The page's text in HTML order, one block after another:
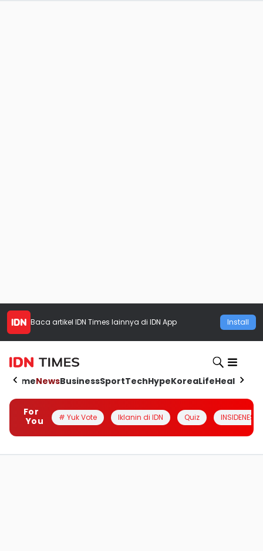
Baca artikel IDN Times lainnya di IDN App Install
HomeNewsBusinessSportTechHypeKoreaLifeHealth
For
You
# Yuk Vote Iklanin di IDN Quiz INSIDENESIA